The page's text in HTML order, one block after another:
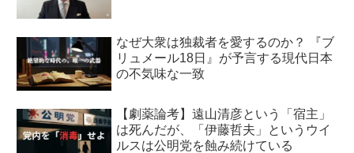
なぜ大衆は独裁者を愛するのか？ 『ブ
リュメール18日』が予言する現代日本
の不気味な一致
【劇薬論考】遠山清彦という「宿主」
は死んだが、「伊藤哲夫」というウイ
ルスは公明党を蝕み続けている